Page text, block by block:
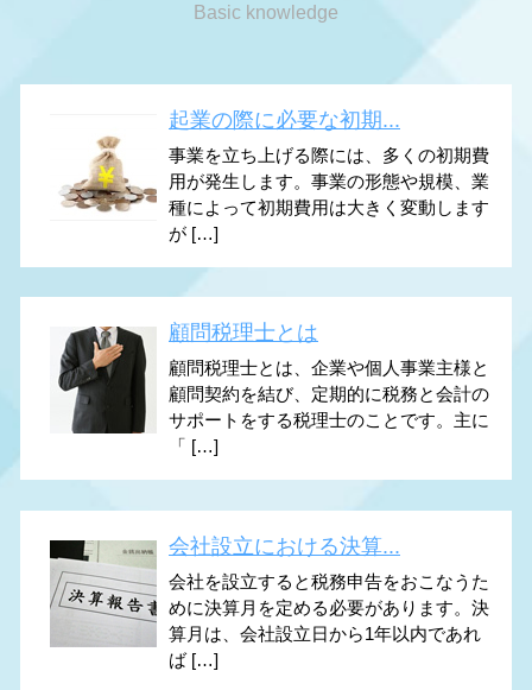
Basic knowledge
起業の際に必要な初期...
事業を立ち上げる際には、多くの初期費
用が発生します。事業の形態や規模、業
種によって初期費用は大きく変動します
が […]
顧問税理士とは
顧問税理士とは、企業や個人事業主様と
顧問契約を結び、定期的に税務と会計の
サポートをする税理士のことです。主に
「 […]
会社設立における決算...
会社を設立すると税務申告をおこなうた
めに決算月を定める必要があります。決
算月は、会社設立日から1年以内であれ
ば […]